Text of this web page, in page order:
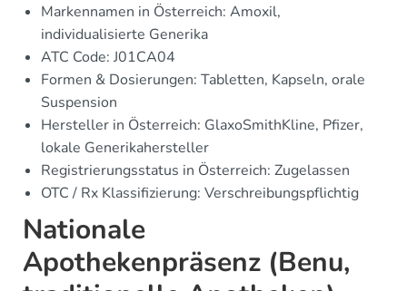
Markennamen in Österreich: Amoxil,
individualisierte Generika
ATC Code: J01CA04
Formen & Dosierungen: Tabletten, Kapseln, orale
Suspension
Hersteller in Österreich: GlaxoSmithKline, Pfizer,
lokale Generikahersteller
Registrierungsstatus in Österreich: Zugelassen
OTC / Rx Klassifizierung: Verschreibungspflichtig
Nationale
Apothekenpräsenz (Benu,